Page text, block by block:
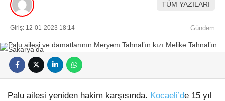
İletişim
Puan Durumları
SPOR
MAGAZIN
SAĞLIK
EĞITIM
TEKNOLOJI
TÜM YAZILARI
Giriş: 12-01-2023 18:14 Gündem
Palu ailesi yeniden hakim karşısında. Kocaeli’de 15 yıl